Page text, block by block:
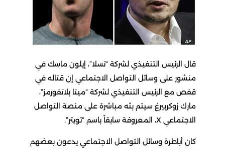
قال الرئيس التنفيذي لشركة “تسلا”، إيلون ماسك في
منشور على وسائل التواصل الاجتماعي إن قتاله في
قفص مع الرئيس التنفيذي لشركة “ميتا بلاتفورمز”،
مارك زوكربيرغ سيتم بثه مباشرة على منصة التواصل
الاجتماعي X، المعروفة سابقاً باسم “تويتر”.
كان أباطرة وسائل التواصل الاجتماعي يدعون بعضهم